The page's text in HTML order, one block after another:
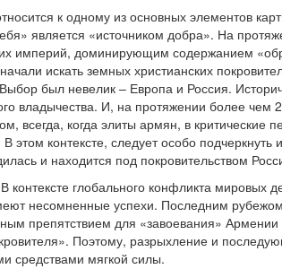
к одному из основных элементов
является «источником добра». На
империй, доминирующим содержанием
искать земных христианских
был невелик – Европа и Россия.
владычества. И, на протяжении более чем
всегда, когда элиты армян, в критические
контексте, следует особо
и находится под покровительством
глобального конфликта мировых
несомненные успехи. Последним
препятствием для «завоевания»
Поэтому, разрыхление и
средствами мягкой силы.